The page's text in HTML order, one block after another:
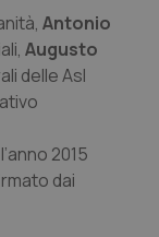
Antonio
Augusto
delle Asl
2015
dai